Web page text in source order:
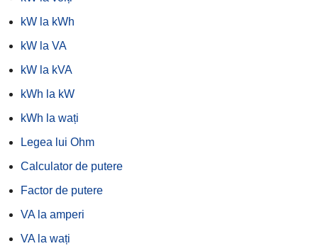
kW la kWh
kW la VA
kW la kVA
kWh la kW
kWh la wați
Legea lui Ohm
Calculator de putere
Factor de putere
VA la amperi
VA la wați